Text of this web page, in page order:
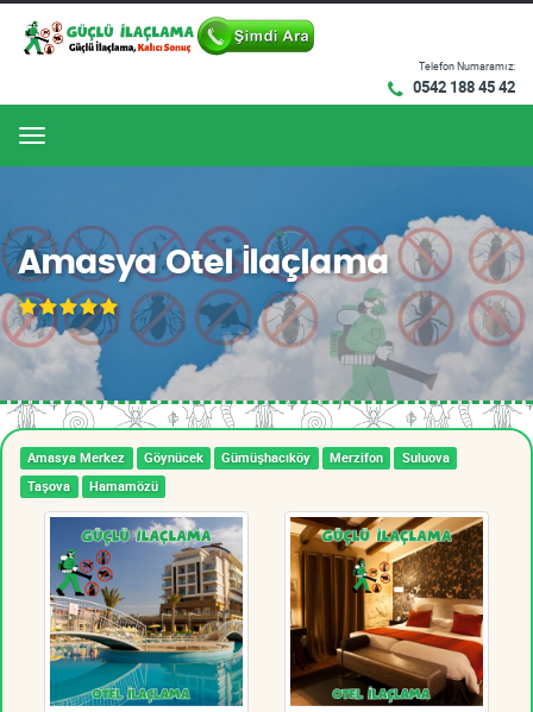
Telefon Numaramız:
0542 188 45 42
Menu
Amasya Otel İlaçlama
Amasya Merkez Göynücek Gümüşhacıköy Merzifon
Suluova
Taşova
Hamamözü